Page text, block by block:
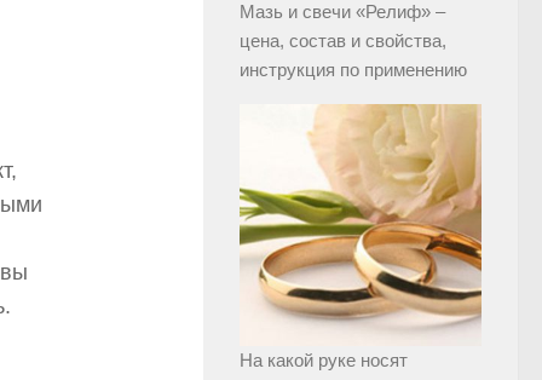
Мазь и свечи «Релиф» –
цена, состав и свойства,
инструкция по применению
На какой руке носят